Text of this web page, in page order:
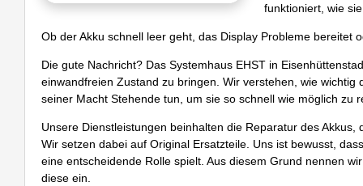
funktioniert, wie
Ob der Akku schnell leer geht, das Display Probleme
Die gute Nachricht? Das Systemhaus EHST in
einwandfreien Zustand zu bringen. Wir verstehen, wie
seiner Macht Stehende tun, um sie so schnell wie möglich zu
Unsere Dienstleistungen beinhalten die Reparatur des
Wir setzen dabei auf Original Ersatzteile. Uns ist bewusst,
eine entscheidende Rolle spielt. Aus diesem Grund nennen
diese ein.